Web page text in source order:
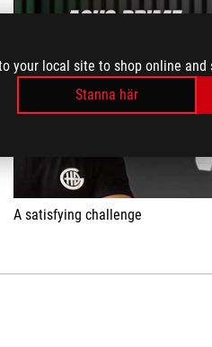
your local site to shop online
Stanna här
A satisfying challenge